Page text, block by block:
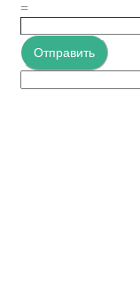
=
Отправить